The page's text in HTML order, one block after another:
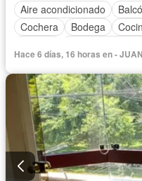
Aire acondicionado
Cochera
Bodega
Vigilante
Barbacoa
Hace 6 días, 16 horas en -